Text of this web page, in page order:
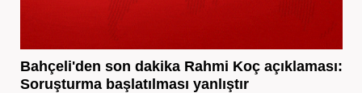
Bahçeli'den son dakika Rahmi Koç açıklaması:
Soruşturma başlatılması yanlıştır